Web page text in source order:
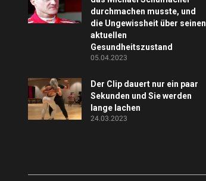
durchmachen musste, und
die Ungewissheit über seinen
aktuellen
Gesundheitszustand
05.04.2023
Der Clip dauert nur ein paar
Sekunden und Sie werden
lange lachen
24.03.2023